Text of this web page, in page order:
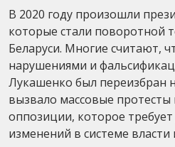
В 2020 году произошли
которые стали поворотной
Беларуси. Многие считают,
нарушениями и
Лукашенко был переизбран
вызвало массовые
оппозиции, которое
изменений в системе